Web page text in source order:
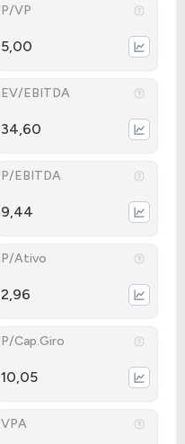
P/VP
5,00
EV/EBITDA
34,60
P/EBITDA
9,44
P/Ativo
2,96
P/Cap.Giro
10,05
VPA